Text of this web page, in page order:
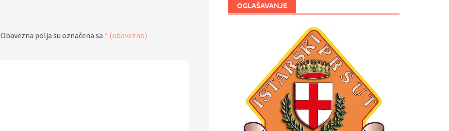
Obavezna polja su označena sa * (obavezno)
OGLAŠAVANJE